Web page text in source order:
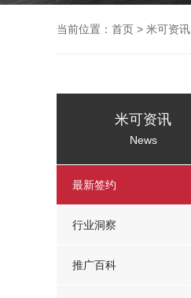
当前位置： 首页 > 米可资讯
米可资讯
News
最新签约
行业洞察
推广百科